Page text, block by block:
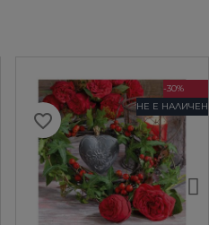
-30%
НЕ Е НАЛИЧЕН
favorite_border